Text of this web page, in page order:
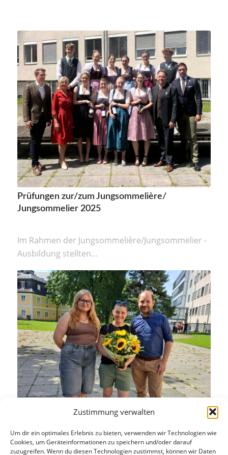
Zustimmung verwalten
Um dir ein optimales Erlebnis zu bieten, verwenden wir Technologien wie
Cookies, um Geräteinformationen zu speichern und/oder darauf
zuzugreifen. Wenn du diesen Technologien zustimmst, können wir Daten
Prüfungen zur/zum Jungsommelière/
Jungsommelier 2025
Im Rahmen der Jungsommelière/Jungsommelier -
Ausbildung stellten…
Danke für alles!